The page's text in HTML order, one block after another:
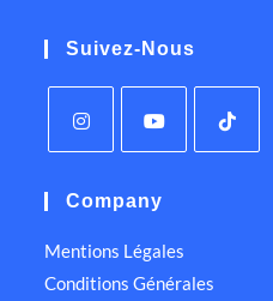
Suivez-Nous
Company
Mentions Légales
Conditions Générales